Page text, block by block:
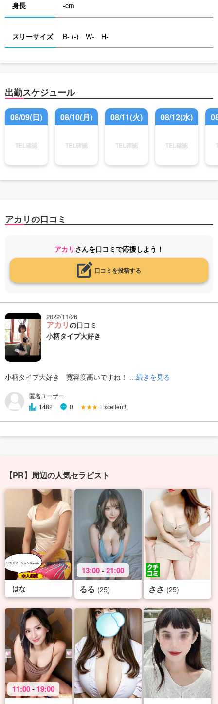
身長 -cm
スリーサイズ B- (-) W- H-
出勤スケジュール
08/09(日)
TEL確認
08/10(月)
TEL確認
08/11(火)
TEL確認
08/12(水)
TEL確認
アカリの口コミ
アカリ さんを口コミで応援しよう！
口コミを投稿する
2022/11/26
アカリの口コミ
小柄タイプ大好き
小柄タイプ大好き 寛容度高いですね！ …続きを見る
匿名ユーザー
1482
0 ★★★ Excellent!!
【PR】周辺の人気セラピスト
はな
13:00-21:00
るる (25) ささ (25)
11:00- 19:00